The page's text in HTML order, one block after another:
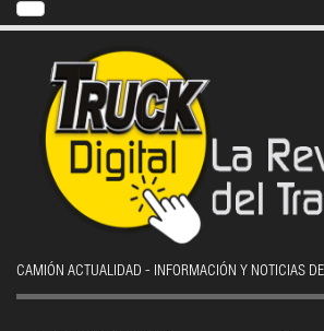
CAMIÓN ACTUALIDAD - INFORMACIÓN Y NOTICIAS